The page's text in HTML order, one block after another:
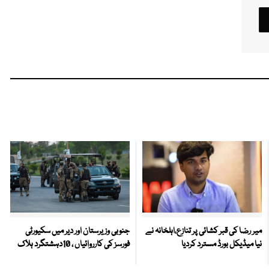
میر رضا کی قبر کشائی پر تنازع،اہلخانہ نے
نیا میڈیکل بورڈ مسترد کردیا
جنوبی وزیرستان اور دیر میں سکیورٹی
فورسز کی کارروائیاں ، 10دہشتگرد ہلاک